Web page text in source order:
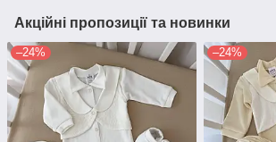
Акційні пропозиції та новинки
–24% –24%